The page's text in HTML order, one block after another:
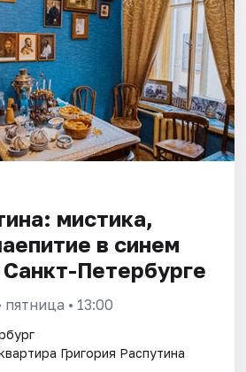
мистика,
в синем
Петербурге
пятница • 13:00
Григория Распутина